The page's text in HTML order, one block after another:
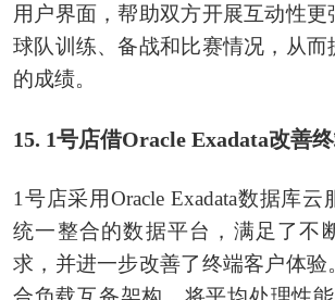
用户界面，帮助双方开展互动性
球队训练、备战和比赛情况，从而
的成绩。
15. 1号店借Oracle Exadata改善
1号店采用Oracle Exadata数据库
统一整合的数据平台，满足了不
求，并进一步改善了终端客户体验